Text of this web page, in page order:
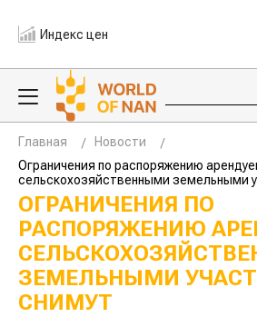
Индекс цен
Главная
Новости
Ограничения по распоряжению
сельскохозяйственными земельными
ОГРАНИЧЕНИЯ ПО
РАСПОРЯЖЕНИЮ
ЗЕМЕЛЬНЫМИ
СНИМУТ